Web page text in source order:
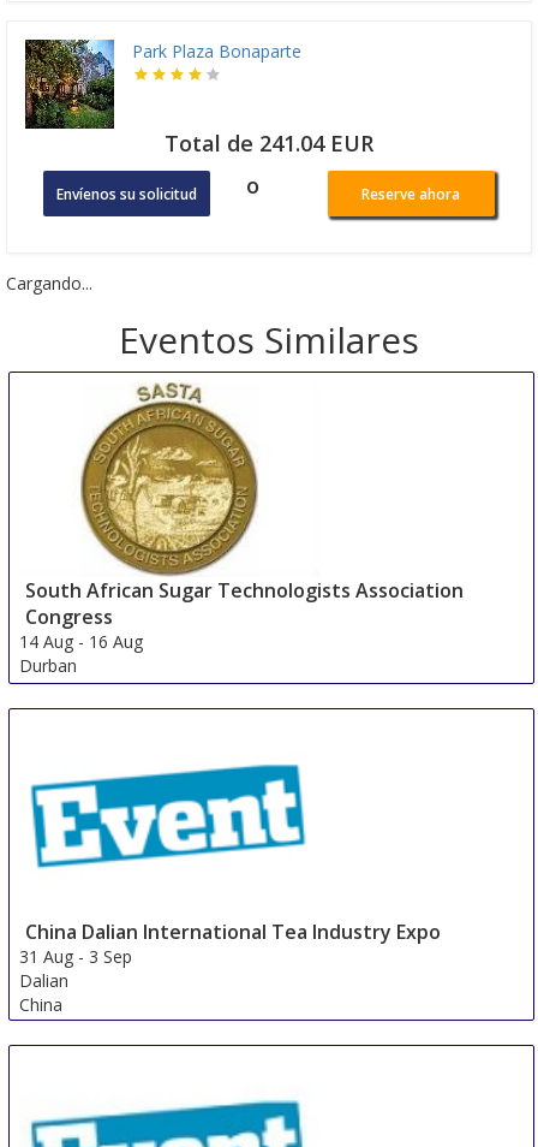
Park Plaza Bonaparte
Total de 241.04 EUR
Envíenos su solicitud o Reserve ahora
Cargando...
Eventos Similares
South African Sugar Technologists Association
Congress
14 Aug - 16 Aug
Durban
South Africa
China Dalian International Tea Industry Expo
31 Aug - 3 Sep
Dalian
China